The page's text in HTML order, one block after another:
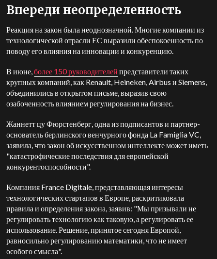
Впереди неопределенность
Реакция на закон была неоднозначной. Многие компании из
технологической отрасли ЕС выразили обеспокоенность по
поводу его влияния на инновации и конкуренцию.
В июне,более 150 руководителей представители таких
крупных компаний, как Renault, Heineken, Airbus и Siemens,
объединились в открытом письме, выразив свою
озабоченность влиянием регулирования на бизнес.
Жаннетт цу Фюрстенберг, одна из подписантов и партнер-
основатель берлинского венчурного фонда La Famiglia VC,
заявила, что закон об искусственном интеллекте может иметь
"катастрофические последствия для европейской
конкурентоспособности".
Компания France Digitale, представляющая интересы
технологических стартапов в Европе, раскритиковала
правила и определения закона, заявив: "Мы призывали не
регулировать технологию как таковую, а регулировать ее
использование. Решение, принятое сегодня Европой,
равносильно регулированию математики, что не имеет
особого смысла".